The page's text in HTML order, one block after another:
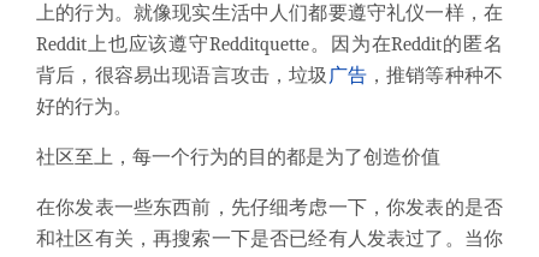
上的行为。就像现实生活中人们都要遵守礼仪一样，在
Reddit上也应该遵守Redditquette。因为在Reddit的匿名
背后，很容易出现语言攻击，垃圾 广告，推销等种种不
好的行为。
社区至上，每一个行为的目的都是为了创造价值
在你发表一些东西前，先仔细考虑一下，你发表的是否
和社区有关，再搜索一下是否已经有人发表过了。当你